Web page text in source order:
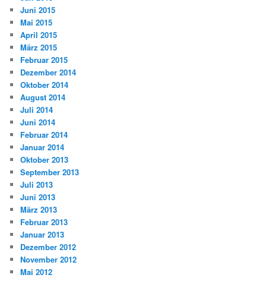
Juni 2015
Mai 2015
April 2015
März 2015
Februar 2015
Dezember 2014
Oktober 2014
August 2014
Juli 2014
Juni 2014
Februar 2014
Januar 2014
Oktober 2013
September 2013
Juli 2013
Juni 2013
März 2013
Februar 2013
Januar 2013
Dezember 2012
November 2012
Mai 2012